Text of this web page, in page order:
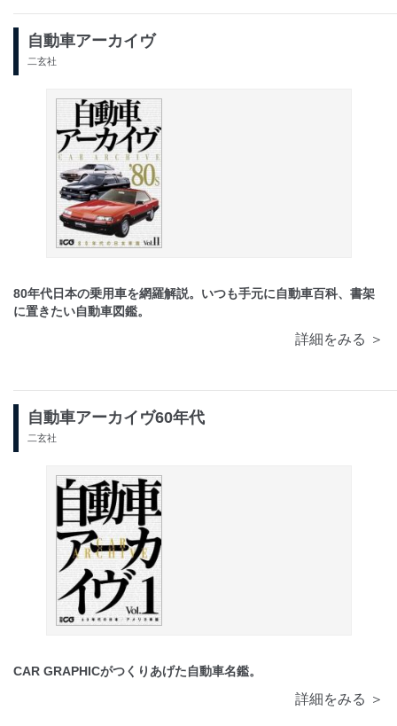
自動車アーカイヴ
二玄社
80年代日本の乗用車を網羅解説。いつも手元に自動車百科、書架
に置きたい自動車図鑑。
詳細をみる ＞
自動車アーカイヴ60年代
二玄社
CAR GRAPHICがつくりあげた自動車名鑑。
詳細をみる ＞